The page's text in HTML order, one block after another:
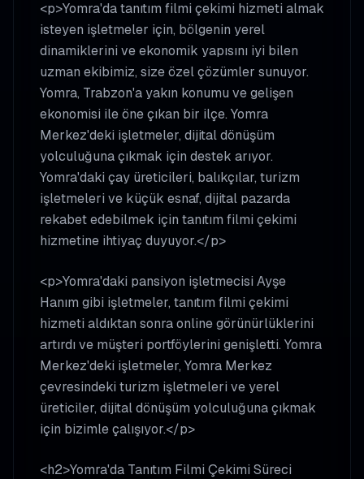
<p>Yomra'da tanıtım filmi çekimi hizmeti almak
isteyen işletmeler için, bölgenin yerel
dinamiklerini ve ekonomik yapısını iyi bilen
uzman ekibimiz, size özel çözümler sunuyor.
Yomra, Trabzon'a yakın konumu ve gelişen
ekonomisi ile öne çıkan bir ilçe. Yomra
Merkez'deki işletmeler, dijital dönüşüm
yolculuğuna çıkmak için destek arıyor.
Yomra'daki çay üreticileri, balıkçılar, turizm
işletmeleri ve küçük esnaf, dijital pazarda
rekabet edebilmek için tanıtım filmi çekimi
hizmetine ihtiyaç duyuyor.</p>
<p>Yomra'daki pansiyon işletmecisi Ayşe
Hanım gibi işletmeler, tanıtım filmi çekimi
hizmeti aldıktan sonra online görünürlüklerini
artırdı ve müşteri portföylerini genişletti. Yomra
Merkez'deki işletmeler, Yomra Merkez
çevresindeki turizm işletmeleri ve yerel
üreticiler, dijital dönüşüm yolculuğuna çıkmak
için bizimle çalışıyor.</p>
<h2>Yomra'da Tanıtım Filmi Çekimi Süreci